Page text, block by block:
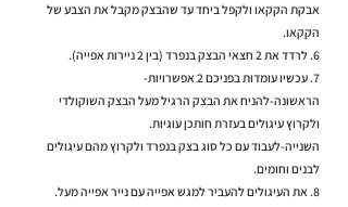
אבקת הקקאו ולקפל ביחד עד שהבצק מקבל את הצבע של
הקקאו.
6. לרדד את 2 חצאי הבצק בנפרד (בין 2 ניירות אפייה).
7. עכשיו עומדות בפניכם 2 אפשרויות-
הראשונה-להניח את הבצק הרגיל מעל הבצק השוקולדי
ולקרוץ עיגולים בעזרת חותכן עוגיות.
השנייה-לעבוד עם כל סוג בצק בנפרד ולקרוץ מהם עיגולים
לבנים וחומים.
8. את העיגולים להעביר למגש אפייה עם נייר אפייה מעל.